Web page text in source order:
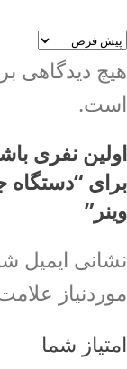
هیچ دیدگاهی
است.
اولین نفری
وینر”
نشانی ایمیل
موردنیاز
امتیاز شما